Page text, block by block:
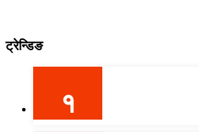
ट्रेन्डिङ
१